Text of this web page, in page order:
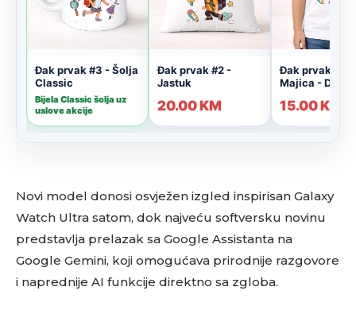
Novi model donosi osvježen izgled inspirisan Galaxy
Watch Ultra satom, dok najveću softversku novinu
predstavlja prelazak sa Google Assistanta na
Google Gemini, koji omogućava prirodnije razgovore
i naprednije AI funkcije direktno sa zgloba.